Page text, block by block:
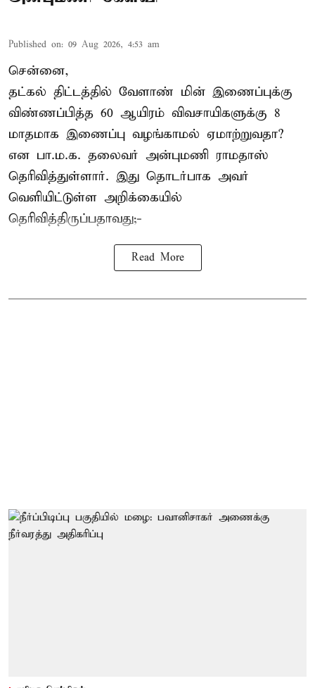
Published on: 09 Aug 2026, 4:53 am
சென்னை,
தட்கல் திட்டத்தில் வேளாண் மின் இணைப்புக்கு
விண்ணப்பித்த 60 ஆயிரம் விவசாயிகளுக்கு 8
மாதமாக இணைப்பு வழங்காமல் ஏமாற்றுவதா?
என பா.ம.க. தலைவர் அன்புமணி ராமதாஸ்
தெரிவித்துள்ளார். இது தொடர்பாக அவர்
வெளியிட்டுள்ள அறிக்கையில்
தெரிவித்திருப்பதாவது;-
Read More